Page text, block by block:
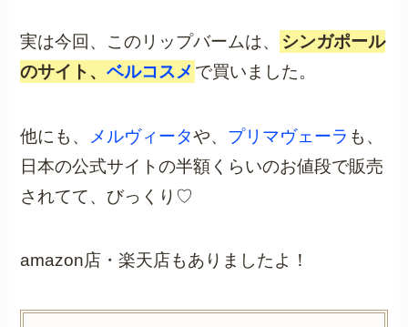
実は今回、このリップバームは、
シンガポール
のサイト、ベルコスメ で買いました。
他にも、 メルヴィータや、 プリマヴェーラ も、
日本の公式サイトの半額くらいのお値段で販売
されてて、びっくり♡
amazon店・楽天店もありましたよ！